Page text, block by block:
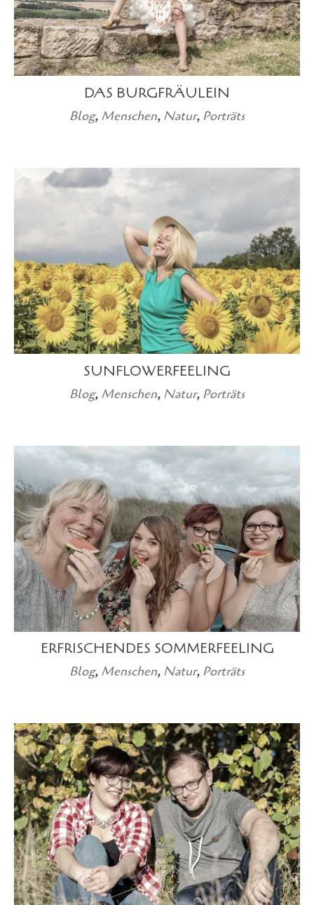
DAS BURGFRÄULEIN
Blog, Menschen, Natur, Porträts
SUNFLOWERFEELING
Blog, Menschen, Natur, Porträts
ERFRISCHENDES SOMMERFEELING
Blog, Menschen, Natur, Porträts